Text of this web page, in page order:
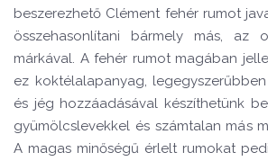
beszerezhető Clément fehér rumot
összehasonlítani bármely más, az
márkával. A fehér rumot magában
ez koktélalapanyag,
és jég hozzáadásával készíthetünk
gyümölcslevekkel és számtalan más
A magas minőségű érlelt rumokat